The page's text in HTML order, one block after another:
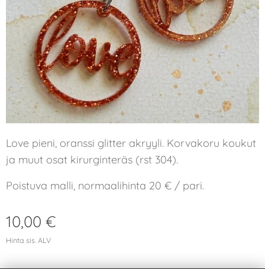
Love pieni, oranssi glitter akryyli. Korvakoru koukut
ja muut osat kirurginteräs (rst 304).
Poistuva malli, normaalihinta 20 € / pari.
10,00 €
Hinta sis. ALV